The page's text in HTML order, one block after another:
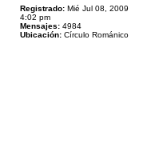
Registrado: Mié Jul 08, 2009
4:02 pm
Mensajes: 4984
Ubicación: Círculo Románico